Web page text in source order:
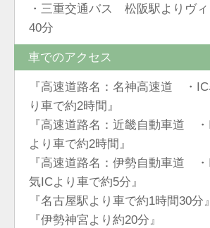
・三重交通バス 松阪駅よりヴ
40分
車でのアクセス
『高速道路名：名神高速道 ・
り車で約2時間』
『高速道路名：近畿自動車道
より車で約2時間』
『高速道路名：伊勢自動車道
気ICより車で約5分』
『名古屋駅より車で約1時間30分』
『伊勢神宮より約20分』